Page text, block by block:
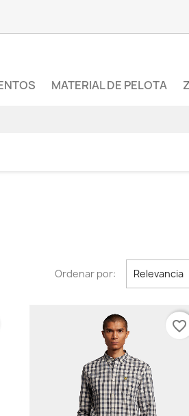
MATERIAL DE PELOTA
Ordenar por: Relevancia
favorite_border